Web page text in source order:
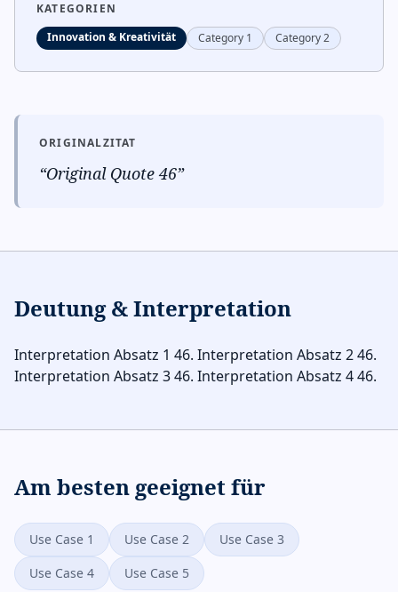
KATEGORIEN
Innovation & Kreativität
Category 1 Category 2
ORIGINALZITAT
“Original Quote 46”
Deutung & Interpretation
Interpretation Absatz 1 46. Interpretation Absatz 2 46.
Interpretation Absatz 3 46. Interpretation Absatz 4 46.
Am besten geeignet für
Use Case 1 Use Case 2
Use Case 3
Use Case 4
Use Case 5